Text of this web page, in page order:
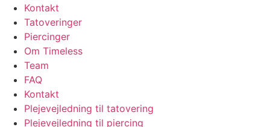
Kontakt
Tatoveringer
Piercinger
Om Timeless
Team
FAQ
Kontakt
Plejevejledning til tatovering
Plejevejledning til piercing